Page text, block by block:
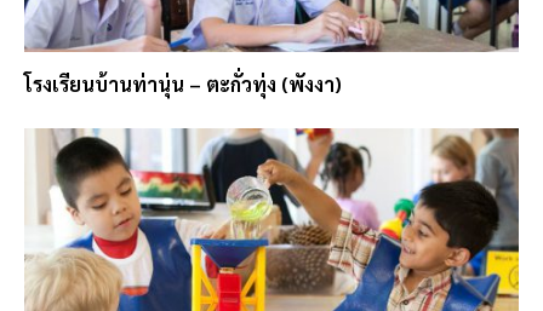
โรงเรียนบ้านท่านุ่น – ตะกั่วทุ่ง (พังงา)